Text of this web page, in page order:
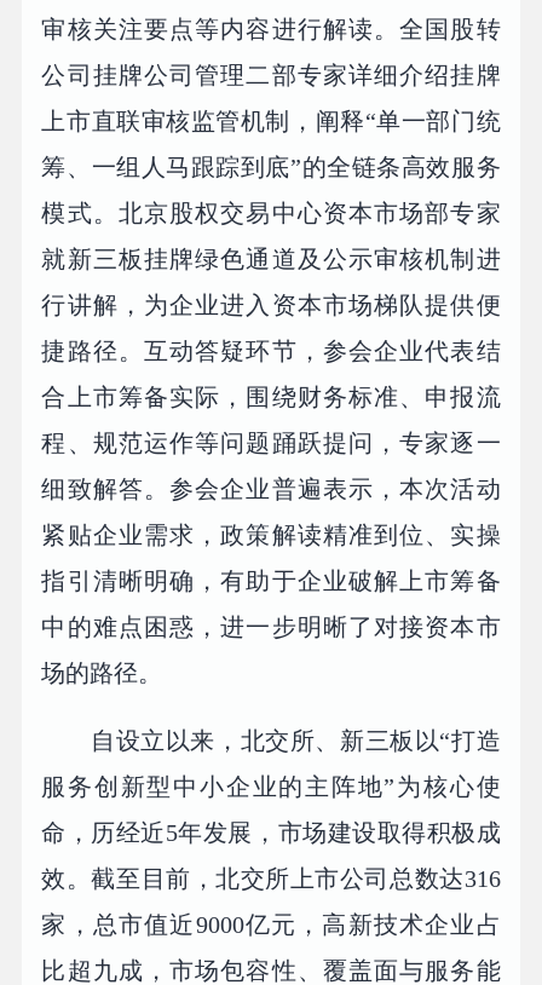
审核关注要点等内容进行解读。全国股转
公司挂牌公司管理二部专家详细介绍挂牌
上市直联审核监管机制，阐释“单一部门统
筹、一组人马跟踪到底”的全链条高效服务
模式。北京股权交易中心资本市场部专家
就新三板挂牌绿色通道及公示审核机制进
行讲解，为企业进入资本市场梯队提供便
捷路径。互动答疑环节，参会企业代表结
合上市筹备实际，围绕财务标准、申报流
程、规范运作等问题踊跃提问，专家逐一
细致解答。参会企业普遍表示，本次活动
紧贴企业需求，政策解读精准到位、实操
指引清晰明确，有助于企业破解上市筹备
中的难点困惑，进一步明晰了对接资本市
场的路径。
自设立以来，北交所、新三板以“打造
服务创新型中小企业的主阵地”为核心使
命，历经近5年发展，市场建设取得积极成
效。截至目前，北交所上市公司总数达316
家，总市值近9000亿元，高新技术企业占
比超九成，市场包容性、覆盖面与服务能